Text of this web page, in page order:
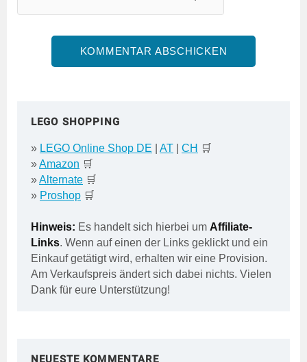
LEGO SHOPPING
» LEGO Online Shop DE AT CH 🛒
»Amazon 🛒
»Alternate 🛒
» Proshop 🛒
Hinweis: Es handelt sich hierbei um Affiliate-
Links. Wenn auf einen der Links geklickt und ein
Einkauf getätigt wird, erhalten wir eine Provision.
Am Verkaufspreis ändert sich dabei nichts. Vielen
Dank für eure Unterstützung!